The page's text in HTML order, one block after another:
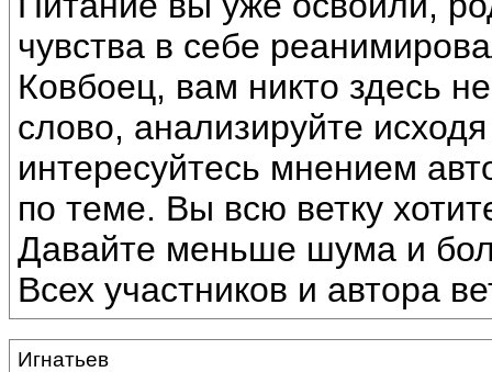
чувства в себе
Ковбоец, вам никто здесь
слово, анализируйте
интересуйтесь мнением
по теме. Вы всю ветку
Давайте меньше шума и
Всех участников и автора
Игнатьев